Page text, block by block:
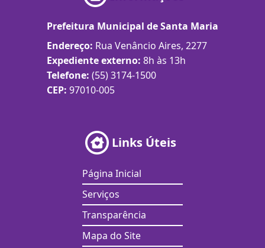
Prefeitura Municipal de Santa Maria
Endereço: Rua Venâncio Aires, 2277
Expediente externo: 8h às 13h
Telefone: (55) 3174-1500
CEP: 97010-005
Links Úteis
Página Inicial
Serviços
Transparência
Mapa do Site